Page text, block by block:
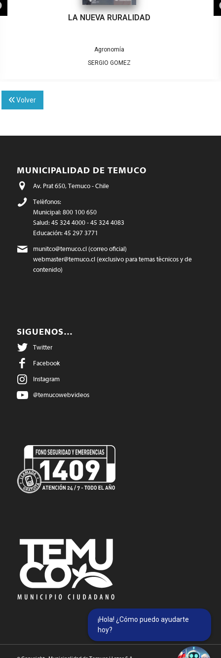
LA NUEVA RURALIDAD
Agronomía
SERGIO GOMEZ
Volver
MUNICIPALIDAD DE TEMUCO
Av. Prat 650, Temuco - Chile
Teléfonos:
Municipal: 800 100 650
Salud: 45 324 4000 - 45 324 4083
Educación: 45 297 3771
munitco@temuco.cl(correo oficial)
webmaster@temuco.cl(exclusivo para temas técnicos y de
contenido)
SIGUENOS…
Twitter
Facebook
Instagram
@temucowebvideos
¡Hola! ¿Cómo puedo ayudarte
hoy?